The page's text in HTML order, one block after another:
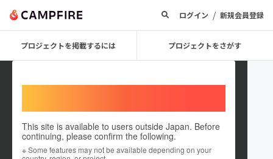
ログイン / 新規会員登録
プロジェクトを掲載するには プロジェクトをさがす
This site is available to users outside Japan. Before
continuing, please confirm the following.
※ Some features may not be available depending on your
kokuho